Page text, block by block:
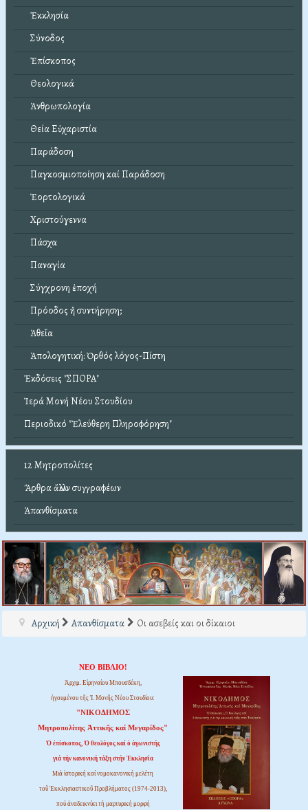
Ἐκκλησία
Σύνοδος
Ἐπίσκοπος
Θεολογικά
Ἀνθρωπολογία
Θεία Εὐχαριστία
Παράδοση
Παγκοσμιοποίηση καί Παράδοση
Ἑορτολογικά
Χριστούγεννα
Πάσχα
Παναγία
Σύγχρονη ἐποχή
Πρόοδος ἤ συντήρηση;
Ἀθεΐα
Ἀπολογητική: Ὀρθός λόγος-Πίστη
Ἐκδόσεις "ΣΠΟΡΑ"
Ἱερά Μονή Νέου Στουδίου
Περιοδικό "Ἐλεύθερη Πληροφόρηση"
12 Μητροπολίτες
Ἄρθρα ἄλλων συγγραφέων
Ἀπανθίσματα
Αρχική Απανθίσματα Οι ασεβείς και οι δίκαιοι
ΝΕΟ ΒΙΒΛΙΟ!
Ἀρχιμ. Εἰρηναίου Μπουσδέκη,
ἡγουμένου τῆς Ἱ. Μονῆς Νέου Στουδίου:
"ΝΙΚΟΔΗΜΟΣ
Μητροπολίτης Ἀττικῆς καί Μεγαρίδος"
Ὁ ἐπίσκοπος, Ὁ θεολόγος καί ὁ ἀγωνιστής
γιά τήν κανονική τάξη στήν Ἐκκλησία
Μιά ἱστορική καί νομοκανονική μελέτη
τοῦ Ἐκκλησιαστικοῦ Προβλήματος (1974-2013),
πού ἀναδεικνύει τή μαρτυρική μορφή